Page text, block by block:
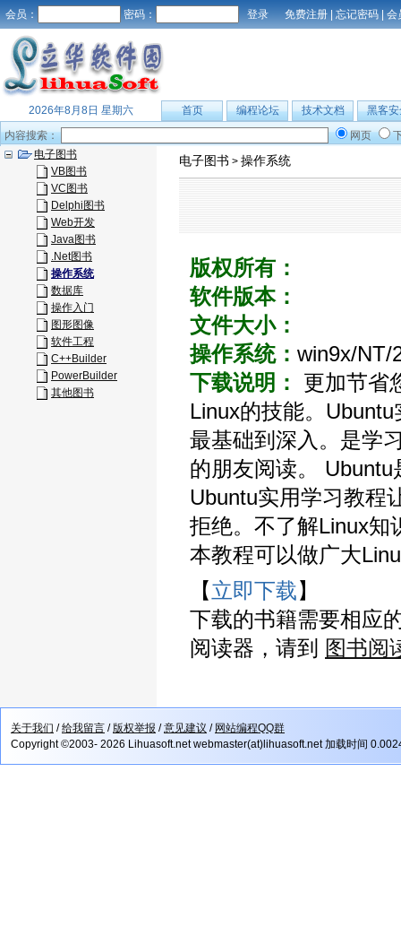
会员： 密码： 免费注册 | 忘记密码 | 会
2026年8月8日 星期六 首页 编程论坛 技术文档
黑客安
内容搜索：
网页
电子图书
VB图书
VC图书
Delphi图书
Web开发
Java图书
.Net图书
操作系统
数据库
操作入门
图形图像
软件工程
C++Builder
PowerBuilder
其他图书
电子图书 > 操作系统
版权所有：
软件版本：
文件大小：
操作系统： win9x/NT/
下载说明：
更加节省
Linux的技能。
最基础到深入。是学
的朋友阅读。
Ubuntu实用学习教程
拒绝。不了解Linux知
本教程可以做广大
【立即下载】
下载的书籍需要相应
阅读器，请到 图书阅
关于我们 /给我留言 /版权举报 /意见建议 / 网站编程QQ群
Copyright ©2003- 2026 Lihuasoft.net webmaster(at)lihuasoft.net 加载时间